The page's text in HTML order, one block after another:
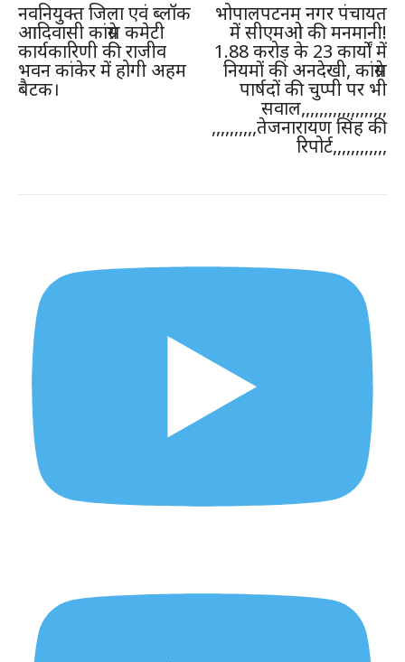
नवनियुक्त जिला एवं ब्लॉक
आदिवासी कांग्रेस कमेटी
कार्यकारिणी की राजीव
भवन कांकेर में होगी अहम
बैटक।
भोपालपटनम नगर पंचायत
में सीएमओ की मनमानी!
1.88 करोड़ के 23 कार्यों में
नियमों की अनदेखी, कांग्रेस
पार्षदों की चुप्पी पर भी
सवाल,,,,,,,,,,,,,,,,,,,
,,,,,,,,,,तेजनारायण सिंह की
रिपोर्ट,,,,,,,,,,,,